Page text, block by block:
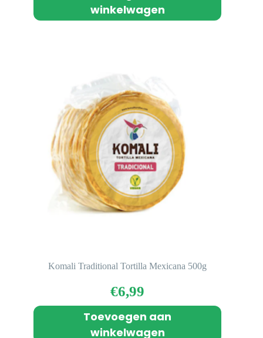
winkelwagen
Komali Traditional Tortilla Mexicana 500g
€6,99
Toevoegen aan
winkelwagen